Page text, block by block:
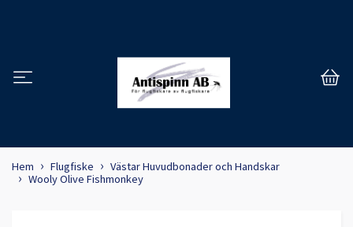
Hem Flugfiske
Västar Huvudbonader och Handskar
Wooly Olive Fishmonkey